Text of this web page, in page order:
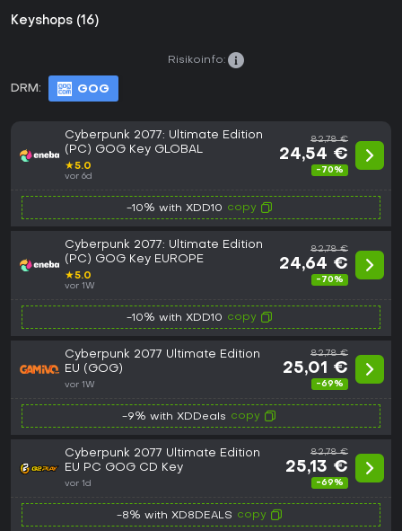
Keyshops (16)
DRM: GOG
Risikoinfo:
Cyberpunk 2077: Ultimate Edition
(PC) GOG Key GLOBAL
★5.0
vor 6d
82,78 €
24,54 €
-70%
-10% with XDD10 copy
Cyberpunk 2077: Ultimate Edition
(PC) GOG Key EUROPE
★5.0
vor 1W
82,78 €
24,64 €
-70%
-10% with XDD10 copy
Cyberpunk 2077 Ultimate Edition
EU (GOG)
vor 1W
82,78 €
25,01 €
-69%
-9% with XDDeals copy
Cyberpunk 2077 Ultimate Edition
EU PC GOG CD Key
vor 1d
82,78 €
25,13 €
-69%
-8% with XD8DEALS copy